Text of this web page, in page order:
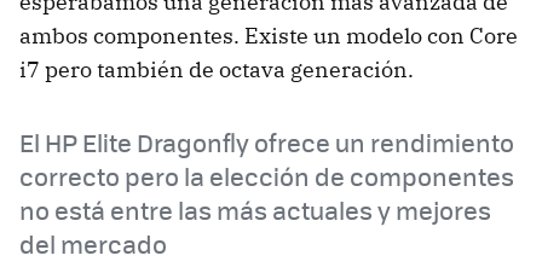
ambos componentes. Existe un modelo con Core
i7 pero también de octava generación.
El HP Elite Dragonfly ofrece un rendimiento
correcto pero la elección de componentes
no está entre las más actuales y mejores
del mercado